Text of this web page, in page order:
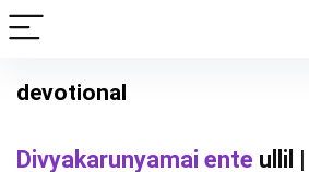
devotional
Divyakarunyamai ente ullil |